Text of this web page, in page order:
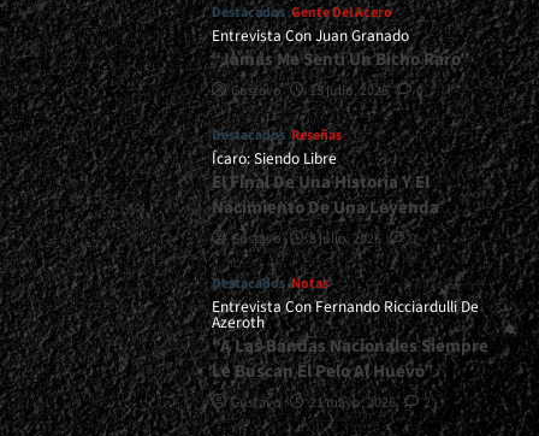
Destacados Gente Del Acero
Entrevista Con Juan Granado
“Jamás Me Sentí Un Bicho Raro”
Gustavo 13 julio, 2026 0
Destacados Reseñas
Ícaro: Siendo Libre
El Final De Una Historia Y El
Nacimiento De Una Leyenda
Gustavo 8 julio, 2026 0
Destacados Notas
Entrevista Con Fernando Ricciardulli De
Azeroth
“A Las Bandas Nacionales Siempre
Le Buscan El Pelo Al Huevo”
Gustavo 21 mayo, 2026 2